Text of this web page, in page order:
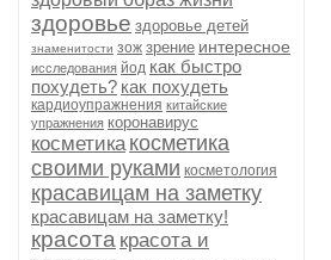
здоровье здоровье детей
знаменитости зож зрение интересное
исследования йод как быстро
похудеть? как похудеть
кардиоупражнения китайские
упражнения коронавирус
косметика косметика
своими руками косметология
красавицам на заметку
красавицам на заметку!
красота красота и